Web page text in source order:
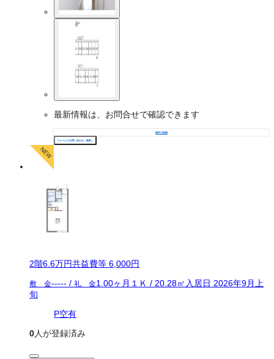
最新情報は、お問合せで確認できます
物件の詳細
フォームでお問い合わせ（無料）
2階6.6万円共益費等 6,000円
敷 金----- / 礼 金1.00ヶ月 １Ｋ / 20.28㎡ 入居日 2026年9月上
旬
P空有
0人が登録済み